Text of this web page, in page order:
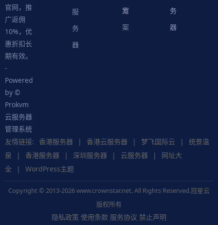
官网，推
广返佣
10%，优
惠折扣长
期有效。
-
Powered
by ©
Prokvm
云服务器
管理系统
服
务
器
案
方
案
务
器
务
器
友情链接: 香港服务器 | 香港云服务器 | 梦飞国际云 |
统景温
泉
| 香港服务器 | 深圳服务器 | 云服务器 |
网址大
全
| WordPress主题
Copyright © 2013-2026 www.crownstar.net. All Rights Reserved.冠星云
版权所有
隐私政策 使用条款 服务协议 禁止声明